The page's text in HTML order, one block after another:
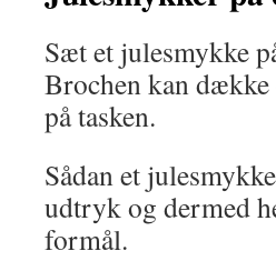
Sæt et julesmykke
Brochen kan
på tasken.
Sådan et
udtryk og dermed
formål.